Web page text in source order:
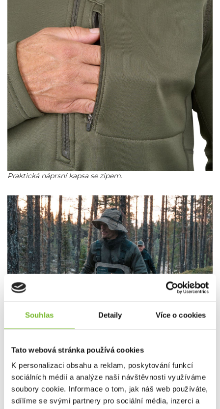
Souhlas Detaily Více o cookies
Tato webová stránka používá cookies
K personalizaci obsahu a reklam, poskytování funkcí
sociálních médií a analýze naší návštěvnosti využíváme
soubory cookie. Informace o tom, jak náš web používáte,
sdílíme se svými partnery pro sociální média, inzerci a
Praktická náprsní kapsa se zipem.
Chytré vrstvení se v mrazivém počasí vyplatí.